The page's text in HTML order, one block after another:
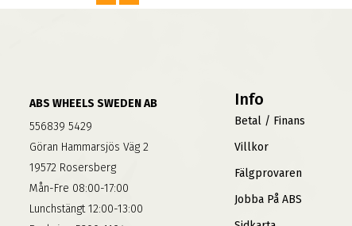
ABS WHEELS SWEDEN AB
556839 5429
Göran Hammarsjös Väg 2
19572 Rosersberg
Mån-Fre 08:00-17:00
Lunchstängt 12:00-13:00
Info
Betal / Finans
Villkor
Fälgprovaren
Jobba På ABS